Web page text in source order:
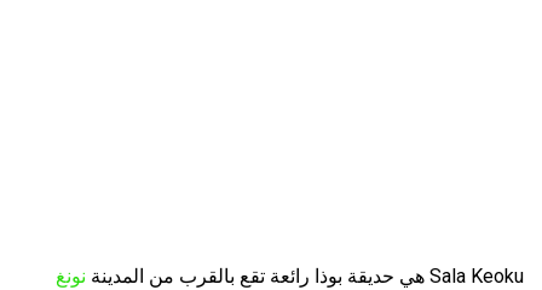
Sala Keoku هي حديقة بوذا رائعة تقع بالقرب من المدينة
نونغ